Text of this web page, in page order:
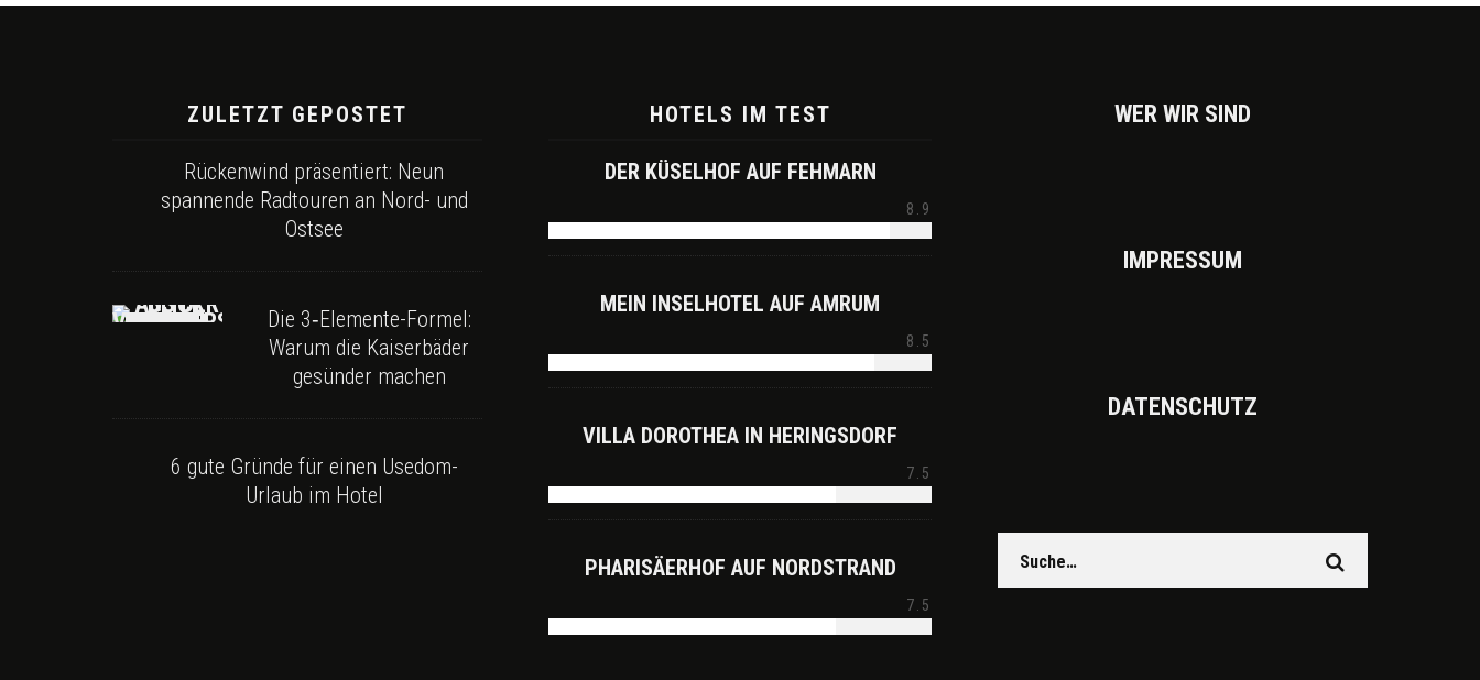
ZULETZT GEPOSTET
Rückenwind präsentiert: Neun
spannende Radtouren an Nord- und
Ostsee
Die 3‑Elemente-Formel:
Warum die Kaiserbäder
gesünder machen
6 gute Gründe für einen Usedom-
Urlaub im Hotel
HOTELS IM TEST
DER KÜSELHOF AUF FEHMARN
8.9
MEIN INSELHOTEL AUF AMRUM
8.5
VILLA DOROTHEA IN HERINGSDORF
7.5
PHARISÄERHOF AUF NORDSTRAND
7.5
WER WIR SIND
IMPRES­SUM
DATEN­SCHUTZ